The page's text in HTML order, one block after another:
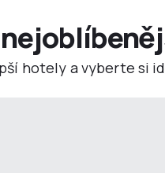
hotely a vyberte si